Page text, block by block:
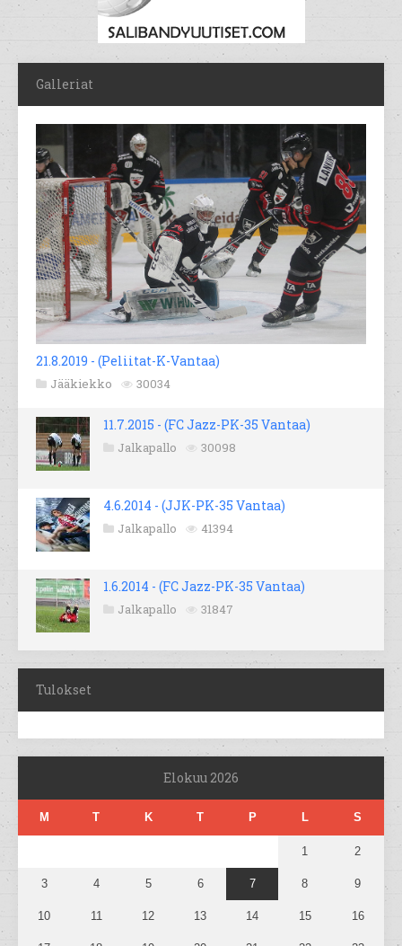
Galleriat
21.8.2019 - (Peliitat-K-Vantaa)
Jääkiekko 30034
11.7.2015 - (FC Jazz-PK-35 Vantaa)
Jalkapallo 30098
4.6.2014 - (JJK-PK-35 Vantaa)
Jalkapallo 41394
1.6.2014 - (FC Jazz-PK-35 Vantaa)
Jalkapallo 31847
Tulokset
Elokuu 2026
M T K T P L S
1 2
3 4 5 6 7 8 9
10 11 12 13 14 15 16